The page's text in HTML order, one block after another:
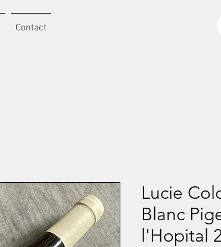
Contact
Lucie
Blanc
l'Hopital